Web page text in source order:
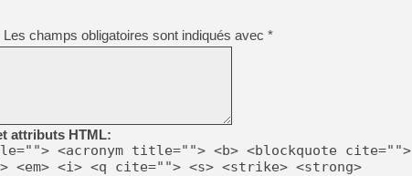
Les champs obligatoires sont indiqués avec *
attributs HTML:
<acronym title=""> <b> <blockquote cite="">
<em> <i> <q cite=""> <s> <strike> <strong>